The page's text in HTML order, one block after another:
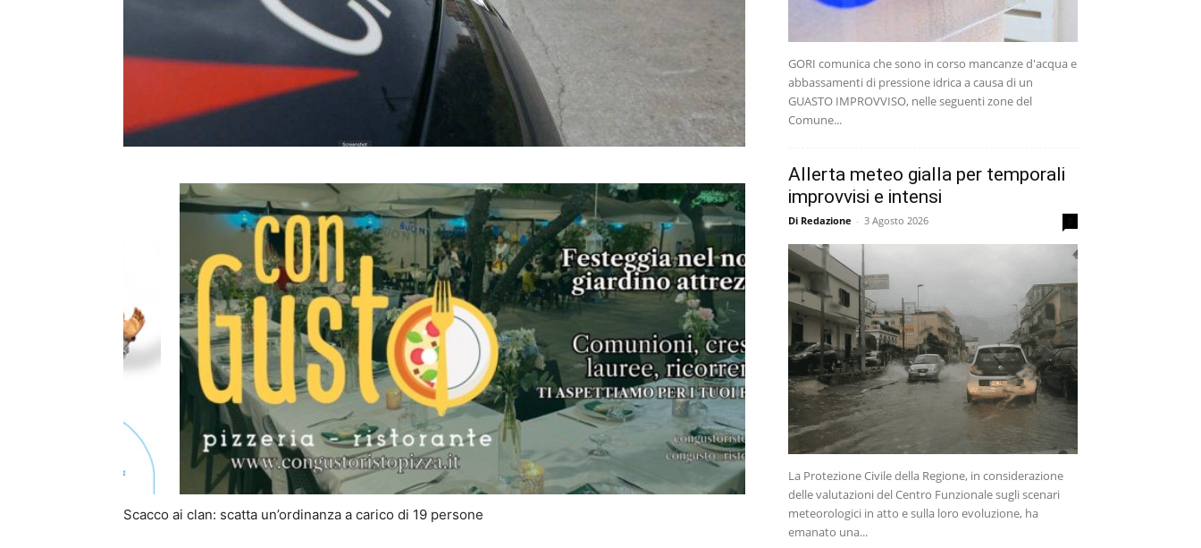
Scacco ai clan: scatta un’ordinanza a carico di 19 persone
GORI comunica che sono in corso mancanze d'acqua e
abbassamenti di pressione idrica a causa di un
GUASTO IMPROVVISO, nelle seguenti zone del
Comune...
Allerta meteo gialla per temporali
improvvisi e intensi
Di Redazione - 3 Agosto 2026
La Protezione Civile della Regione, in considerazione
delle valutazioni del Centro Funzionale sugli scenari
meteorologici in atto e sulla loro evoluzione, ha
emanato una...